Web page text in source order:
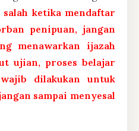
salah ketika mendaftar
penipuan, jangan
menawarkan ijazah
ujian, proses belajar
dilakukan untuk
sampai menyesal